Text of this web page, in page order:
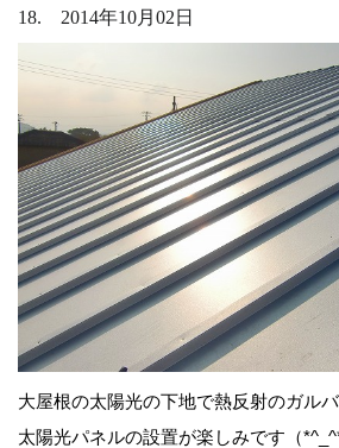
18. 2014年10月02日
大屋根の太陽光の下地で熱反射のガル
太陽光パネルの設置が楽しみです（*^_^*